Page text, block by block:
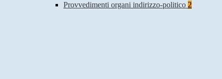
Provvedimenti organi indirizzo-politico 2